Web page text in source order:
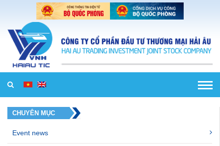
Skip to content
CHUYÊN MỤC
Event news